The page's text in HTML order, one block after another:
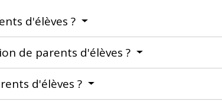
d'élèves ?
de parents d'élèves ?
d'élèves ?